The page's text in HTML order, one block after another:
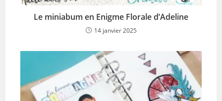
Le miniabum en Enigme Florale d’Adeline
14 janvier 2025